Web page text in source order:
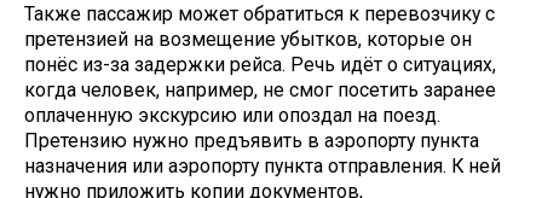
Также пассажир может обратиться к перевозчику с
претензией на возмещение убытков, которые он
понёс из-за задержки рейса. Речь идёт о ситуациях,
когда человек, например, не смог посетить заранее
оплаченную экскурсию или опоздал на поезд.
Претензию нужно предъявить в аэропорту пункта
назначения или аэропорту пункта отправления. К ней
нужно приложить копии документов,